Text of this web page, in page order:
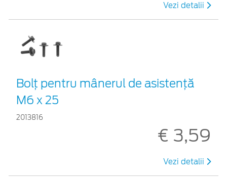
Vezi detalii
Bolț pentru mânerul de asistență
M6 x 25
2013816
€ 3,59
Vezi detalii